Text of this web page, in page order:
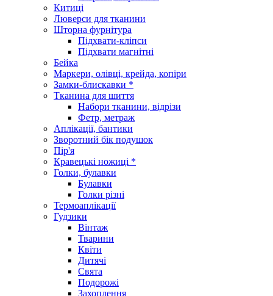
Китиці
Люверси для тканини
Шторна фурнітура
Підхвати-кліпси
Підхвати магнітні
Бейка
Маркери, олівці, крейда, копіри
Замки-блискавки *
Тканина для шиття
Набори тканини, відрізи
Фетр, метраж
Аплікації, бантики
Зворотний бік подушок
Пір'я
Кравецькі ножиці *
Голки, булавки
Булавки
Голки різні
Термоаплікації
Гудзики
Вінтаж
Тварини
Квіти
Дитячі
Свята
Подорожі
Захоплення